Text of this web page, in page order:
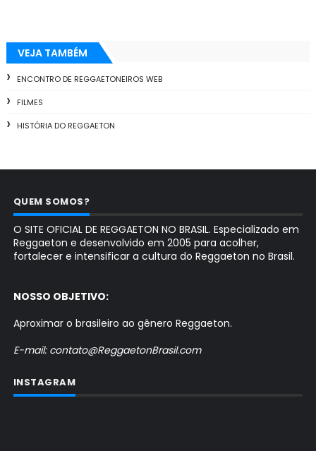
VEJA TAMBÉM
ENCONTRO DE REGGAETONEIROS WEB
FILMES
HISTÓRIA DO REGGAETON
QUEM SOMOS?
O SITE OFICIAL DE REGGAETON NO BRASIL. Especializado em
Reggaeton e desenvolvido em 2005 para acolher,
fortalecer e intensificar a cultura do Reggaeton no Brasil.
NOSSO OBJETIVO:
Aproximar o brasileiro ao gênero Reggaeton.
E-mail: contato@ReggaetonBrasil.com
INSTAGRAM